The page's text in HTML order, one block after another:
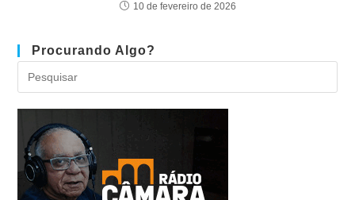
10 de fevereiro de 2026
Procurando Algo?